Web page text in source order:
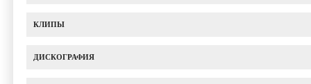
КЛИПЫ
ДИСКОГРАФИЯ